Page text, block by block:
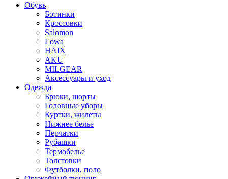
Обувь
Ботинки
Кроссовки
Salomon
Lowa
HAIX
AKU
MILGEAR
Аксессуары и уход
Одежда
Брюки, шорты
Головные уборы
Куртки, жилеты
Нижнее белье
Перчатки
Рубашки
Термобелье
Толстовки
Футболки, поло